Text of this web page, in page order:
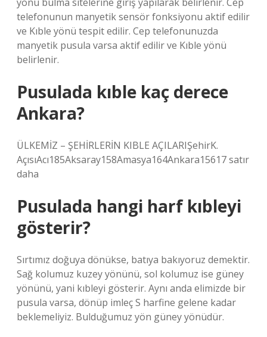
telefonunun manyetik sensör fonksiyonu aktif edilir
ve Kıble yönü tespit edilir. Cep telefonunuzda
manyetik pusula varsa aktif edilir ve Kıble yönü
belirlenir.
Pusulada kıble kaç derece
Ankara?
ÜLKEMİZ – ŞEHİRLERİN KIBLE AÇILARIŞehirK.
AçısıAcı185Aksaray158Amasya164Ankara15617 satır
daha
Pusulada hangi harf kıbleyi
gösterir?
Sırtımız doğuya dönükse, batıya bakıyoruz demektir.
Sağ kolumuz kuzey yönünü, sol kolumuz ise güney
yönünü, yani kıbleyi gösterir. Aynı anda elimizde bir
pusula varsa, dönüp imleç S harfine gelene kadar
beklemeliyiz. Bulduğumuz yön güney yönüdür.